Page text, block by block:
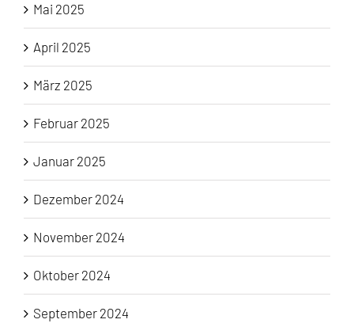
Mai 2025
April 2025
März 2025
Februar 2025
Januar 2025
Dezember 2024
November 2024
Oktober 2024
September 2024